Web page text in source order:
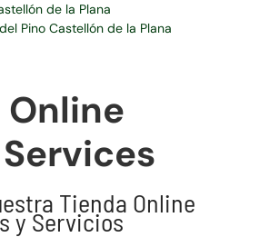
de la Plana
Pino Castellón de la Plana
Tienda Online
y Servicios